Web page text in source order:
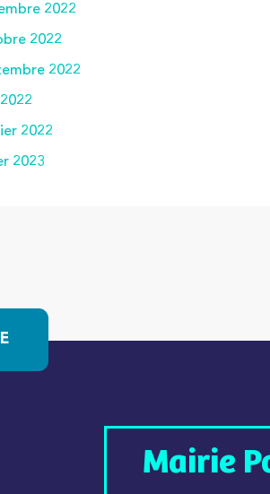
2022
2022
2022
2022
2023
Mairie